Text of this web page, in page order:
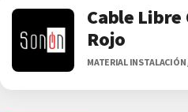
Cable
Rojo
MATERIAL INSTALACIÓN